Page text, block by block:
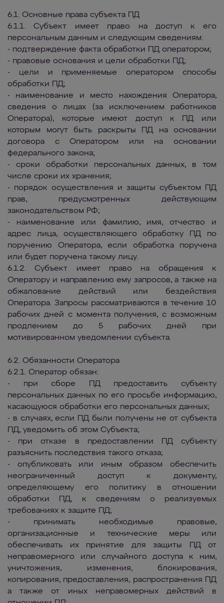
6.1. Основные права субъекта ПД
6.1.1. Субъект имеет право на доступ к его
персональным данным и следующим сведениям:
- подтверждение факта обработки ПД оператором;
- правовые основания и цели обработки ПД;
- цели и применяемые оператором способы
обработки ПД;
- наименование и место нахождения Оператора,
сведения о лицах (за исключением работников
Оператора), которые имеют доступ к ПД или
которым могут быть раскрыты ПД на основании
договора с Оператором или на основании
федерального закона;
- сроки обработки персональных данных, в том
числе сроки их хранения;
- порядок осуществления и защиты субъектом ПД
прав, предусмотренных действующим
законодательством РФ;
- наименование или фамилию, имя, отчество и
адрес лица, осуществляющего обработку ПД по
поручению Оператора, если обработка поручена
или будет поручена такому лицу.
6.1.2. Субъект имеет право на обращения к
Оператору и направлению ему запросов, а также на
обжалование действий или бездействия
Оператора. Запросы рассматриваются в течение 10
рабочих дней с момента получения, с возможным
продлением до 5 рабочих дней при
мотивированном уведомлении субъекта.
6.2. Обязанности Оператора
6.2.1. Оператор обязан:
- при сборе ПД предоставить субъекту
персональных данных по его просьбе информацию,
касающуюся обработки его персональных данных;
- в случаях, если ПД были получены не от субъекта
ПД, уведомить об этом Субъекта;
- при отказе в предоставлении ПД субъекту
разъяснить последствия такого отказа;
- опубликовать или иным образом обеспечить
неограниченный доступ к документу,
определяющему его политику в отношении
обработки ПД, к сведениям о реализуемых
требованиях к защите ПД;
- принимать необходимые правовые,
организационные и технические меры или
обеспечивать их принятие для защиты ПД от
неправомерного или случайного доступа к ним,
уничтожения, изменения, блокирования,
копирования, предоставления, распространения ПД
а также от иных неправомерных действий в